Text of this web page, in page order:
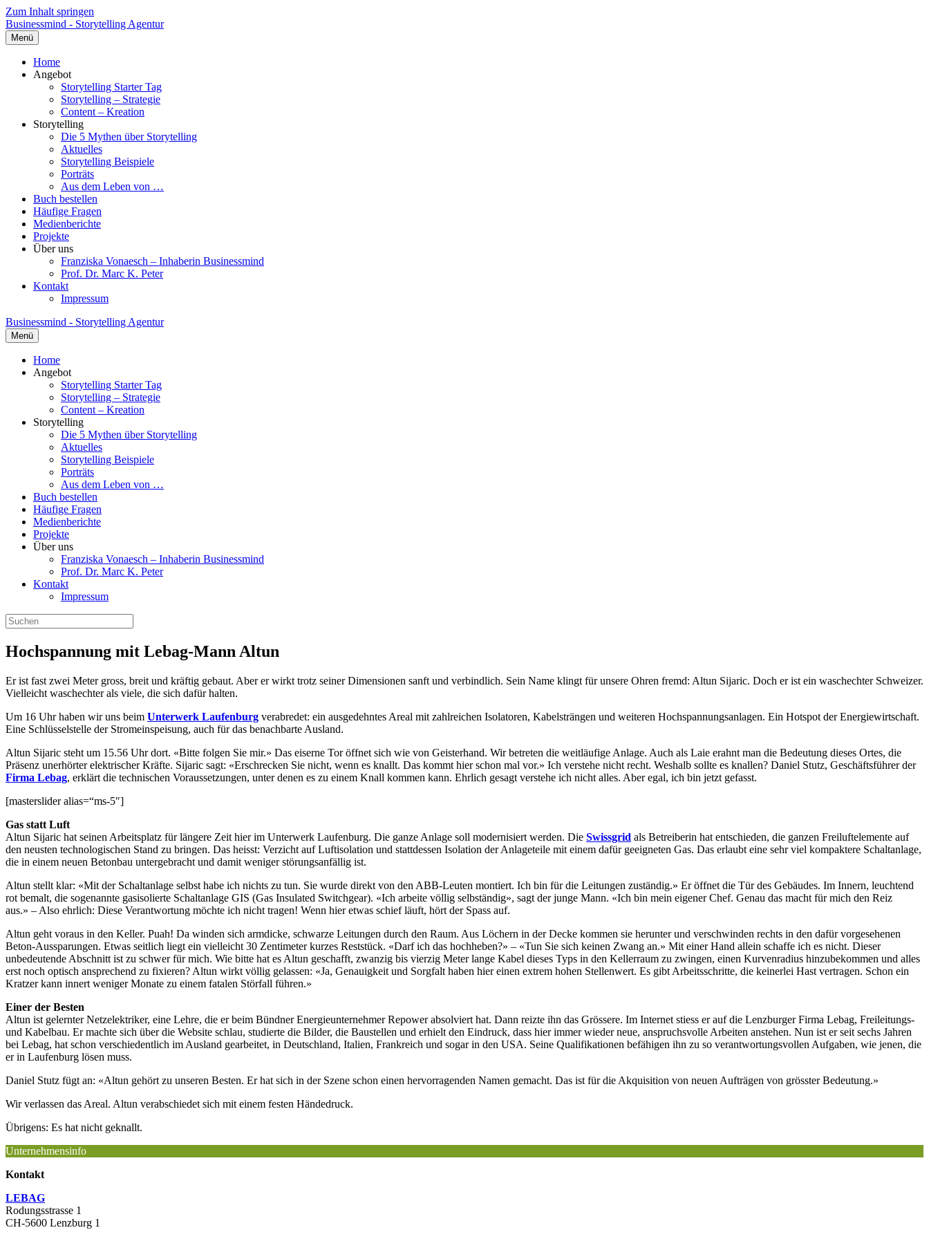
Zum Inhalt springen
Businessmind - Storytelling Agentur
Menü
Home
Angebot
Storytelling Starter Tag
Storytelling – Strategie
Content – Kreation
Storytelling
Die 5 Mythen über Storytelling
Aktuelles
Storytelling Beispiele
Porträts
Aus dem Leben von …
Buch bestellen
Häufige Fragen
Medienberichte
Projekte
Über uns
Franziska Vonaesch – Inhaberin Businessmind
Prof. Dr. Marc K. Peter
Kontakt
Impressum
Businessmind - Storytelling Agentur
Menü
Home
Angebot
Storytelling Starter Tag
Storytelling – Strategie
Content – Kreation
Storytelling
Die 5 Mythen über Storytelling
Aktuelles
Storytelling Beispiele
Porträts
Aus dem Leben von …
Buch bestellen
Häufige Fragen
Medienberichte
Projekte
Über uns
Franziska Vonaesch – Inhaberin Businessmind
Prof. Dr. Marc K. Peter
Kontakt
Impressum
Hochspannung mit Lebag-Mann Altun
Er ist fast zwei Meter gross, breit und kräftig gebaut. Aber er wirkt trotz seiner Dimensionen sanft und verbindlich. Sein Name klingt für unsere Ohren fremd: Altun Sijaric. Doch er ist ein waschechter Schweizer.
Vielleicht waschechter als viele, die sich dafür halten.
Um 16 Uhr haben wir uns beim Unterwerk Laufenburg verabredet: ein ausgedehntes Areal mit zahlreichen Isolatoren, Kabelsträngen und weiteren Hochspannungsanlagen. Ein Hotspot der Energiewirtschaft.
Eine Schlüsselstelle der Stromeinspeisung, auch für das benachbarte Ausland.
Altun Sijaric steht um 15.56 Uhr dort. «Bitte folgen Sie mir.» Das eiserne Tor öffnet sich wie von Geisterhand. Wir betreten die weitläufige Anlage. Auch als Laie erahnt man die Bedeutung dieses Ortes, die
Präsenz unerhörter elektrischer Kräfte. Sijaric sagt: «Erschrecken Sie nicht, wenn es knallt. Das kommt hier schon mal vor.» Ich verstehe nicht recht. Weshalb sollte es knallen? Daniel Stutz, Geschäftsführer der
Firma Lebag, erklärt die technischen Voraussetzungen, unter denen es zu einem Knall kommen kann. Ehrlich gesagt verstehe ich nicht alles. Aber egal, ich bin jetzt gefasst.
[masterslider alias=“ms-5″]
Gas statt Luft
Altun Sijaric hat seinen Arbeitsplatz für längere Zeit hier im Unterwerk Laufenburg. Die ganze Anlage soll modernisiert werden. Die Swissgrid als Betreiberin hat entschieden, die ganzen Freiluftelemente auf
den neusten technologischen Stand zu bringen. Das heisst: Verzicht auf Luftisolation und stattdessen Isolation der Anlageteile mit einem dafür geeigneten Gas. Das erlaubt eine sehr viel kompaktere Schaltanlage,
die in einem neuen Betonbau untergebracht und damit weniger störungsanfällig ist.
Altun stellt klar: «Mit der Schaltanlage selbst habe ich nichts zu tun. Sie wurde direkt von den ABB-Leuten montiert. Ich bin für die Leitungen zuständig.» Er öffnet die Tür des Gebäudes. Im Innern, leuchtend
rot bemalt, die sogenannte gasisolierte Schaltanlage GIS (Gas Insulated Switchgear). «Ich arbeite völlig selbständig», sagt der junge Mann. «Ich bin mein eigener Chef. Genau das macht für mich den Reiz
aus.» ­– Also ehrlich: Diese Verantwortung möchte ich nicht tragen! Wenn hier etwas schief läuft, hört der Spass auf.
Altun geht voraus in den Keller. Puah! Da winden sich armdicke, schwarze Leitungen durch den Raum. Aus Löchern in der Decke kommen sie herunter und verschwinden rechts in den dafür vorgesehenen
Beton-Aussparungen. Etwas seitlich liegt ein vielleicht 30 Zentimeter kurzes Reststück. «Darf ich das hochheben?» – «Tun Sie sich keinen Zwang an.» Mit einer Hand allein schaffe ich es nicht. Dieser
unbedeutende Abschnitt ist zu schwer für mich. Wie bitte hat es Altun geschafft, zwanzig bis vierzig Meter lange Kabel dieses Typs in den Kellerraum zu zwingen, einen Kurvenradius hinzubekommen und alles
erst noch optisch ansprechend zu fixieren? Altun wirkt völlig gelassen: «Ja, Genauigkeit und Sorgfalt haben hier einen extrem hohen Stellenwert. Es gibt Arbeitsschritte, die keinerlei Hast vertragen. Schon ein
Kratzer kann innert weniger Monate zu einem fatalen Störfall führen.»
Einer der Besten
Altun ist gelernter Netzelektriker, eine Lehre, die er beim Bündner Energieunternehmer Repower absolviert hat. Dann reizte ihn das Grössere. Im Internet stiess er auf die Lenzburger Firma Lebag, Freileitungs-
und Kabelbau. Er machte sich über die Website schlau, studierte die Bilder, die Baustellen und erhielt den Eindruck, dass hier immer wieder neue, anspruchsvolle Arbeiten anstehen. Nun ist er seit sechs Jahren
bei Lebag, hat schon verschiedentlich im Ausland gearbeitet, in Deutschland, Italien, Frankreich und sogar in den USA. Seine Qualifikationen befähigen ihn zu so verantwortungsvollen Aufgaben, wie jenen, die
er in Laufenburg lösen muss.
Daniel Stutz fügt an: «Altun gehört zu unseren Besten. Er hat sich in der Szene schon einen hervorragenden Namen gemacht. Das ist für die Akquisition von neuen Aufträgen von grösster Bedeutung.»
Wir verlassen das Areal. Altun verabschiedet sich mit einem festen Händedruck.
Übrigens: Es hat nicht geknallt.
Unternehmensinfo
Kontakt
LEBAG
Rodungsstrasse 1
CH-5600 Lenzburg 1